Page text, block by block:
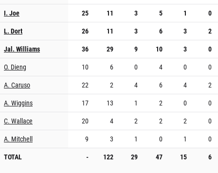
I. Joe 25 11 3 5 1
0
L. Dort
26 11 3 6 3
2
Jal. Williams
36 29 9 10 3
0
O. Dieng
10 6 0 4 0
0
A. Caruso
22 2 4 6 4
2
A. Wiggins
17 13 1 2 0
0
C. Wallace
20 4 2 2 2
0
A. Mitchell
9 3 1 0 1
0
TOTAL
- 122 29 47 15 6